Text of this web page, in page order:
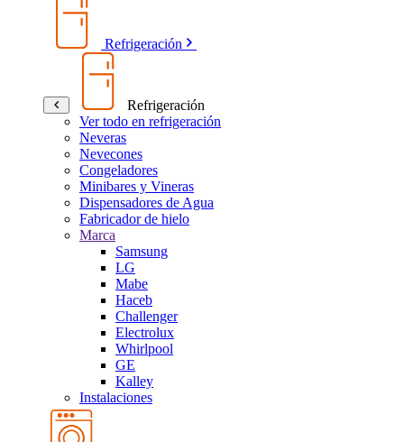
Refrigeración
Refrigeración
Ver todo en refrigeración
Neveras
Nevecones
Congeladores
Minibares y Vineras
Dispensadores de Agua
Fabricador de hielo
Marca
Samsung
LG
Mabe
Haceb
Challenger
Electrolux
Whirlpool
GE
Kalley
Instalaciones